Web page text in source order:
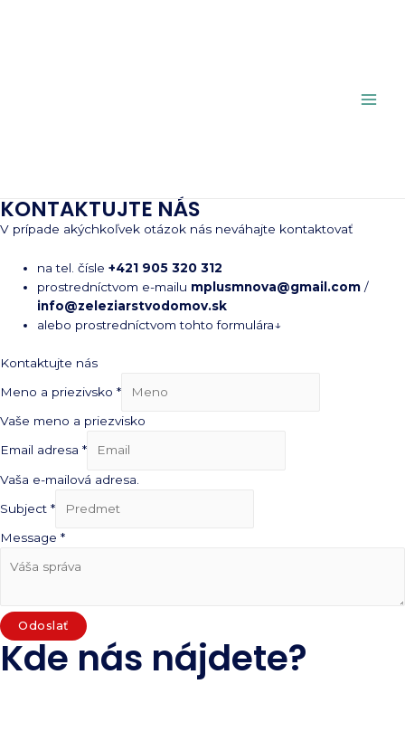
KONTAKTUJTE NÁS
V prípade akýchkoľvek otázok nás neváhajte kontaktovať
na tel. čísle+421 905 320 312
prostredníctvom e-mailu mplusmnova@gmail.com /
info@zeleziarstvodomov.sk
alebo prostredníctvom tohto formulára↓
Kontaktujte nás
Meno a priezivsko *
Vaše meno a priezvisko
Email adresa *
Vaša e-mailová adresa.
Subject *
Message *
Odoslať
Kde nás nájdete?